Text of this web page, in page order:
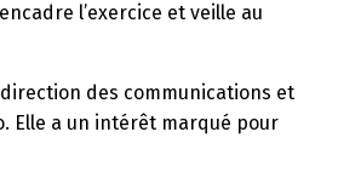
l’exercice et veille au
des communications et
Elle a un intérêt marqué pour